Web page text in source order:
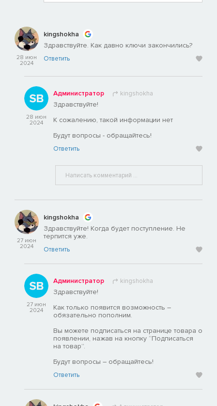
28 июн
2024
kingshokha
Здравствуйте. Как давно ключи закончились?
Ответить
28 июн
2024
Администратор kingshokha
Здравствуйте!
К сожалению, такой информации нет
Будут вопросы - обращайтесь!
Ответить
27 июн
2024
kingshokha
Здравствуйте! Когда будет поступление. Не
терпится уже.
Ответить
27 июн
2024
Администратор kingshokha
Здравствуйте!
Как только появится возможность –
обязательно пополним.
Вы можете подписаться на странице товара о
появлении, нажав на кнопку “Подписаться
на товар”.
Будут вопросы – обращайтесь!
Ответить